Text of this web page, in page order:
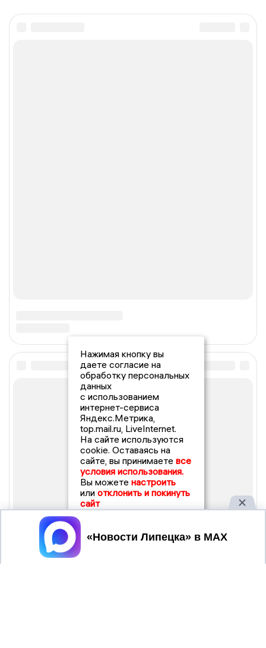
Нажимая кнопку вы
даете согласие на
обработку персональных
данных
с использованием
интернет-сервиса
Яндекс.Метрика,
top.mail.ru, LiveInternet.
На сайте используются
cookie. Оставаясь на
сайте, вы принимаете все
условия использования.
Вы можете настроить
или отклонить и покинуть
сайт
Принять